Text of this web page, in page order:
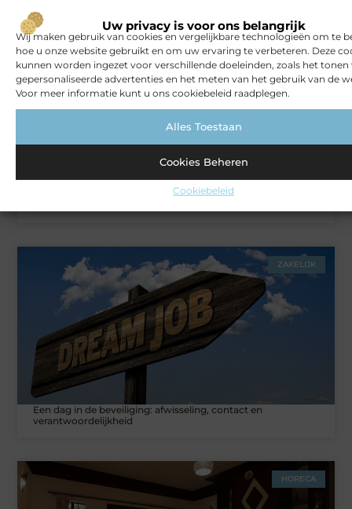
Uw privacy is voor ons belangrijk
Wij maken gebruik van cookies en vergelijkbare technologieën om te
hoe u onze website gebruikt en om uw ervaring te verbeteren. Deze
kunnen worden ingezet voor verschillende doeleinden, zoals het tonen
gepersonaliseerde advertenties en het meten van het gebruik van de
Voor meer informatie kunt u ons cookiebeleid raadplegen.
Alles Toestaan
Cookies Beheren
Cookiebeleid
VERBOUWEN
Koken en genieten in de buitenlucht: een keuken onder je
ZAKELIJK
Een dag in de beveiliging: afwisseling, contact en
verantwoordelijkheid
HORECA